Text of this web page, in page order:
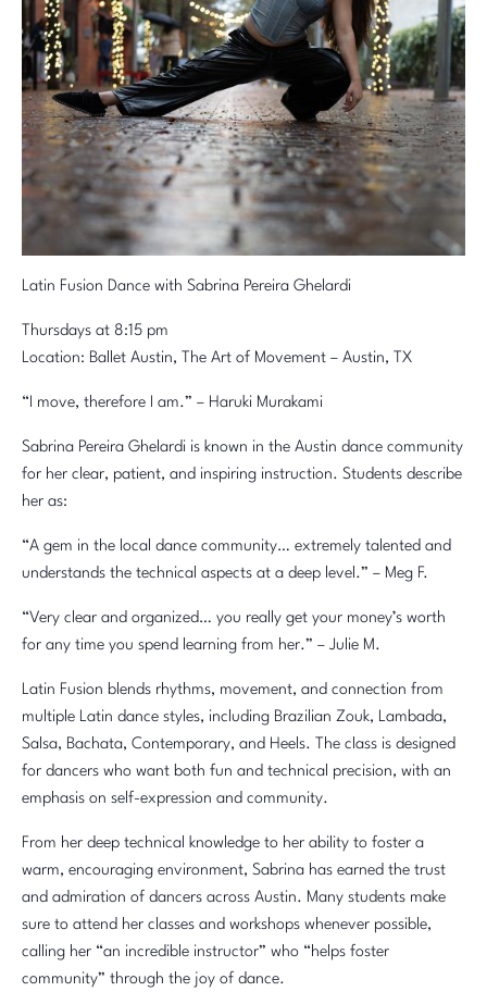
Latin Fusion Dance with Sabrina Pereira Ghelardi
Thursdays at 8:15 pm
Location: Ballet Austin, The Art of Movement – Austin, TX
“I move, therefore I am.” – Haruki Murakami
Sabrina Pereira Ghelardi is known in the Austin dance community
for her clear, patient, and inspiring instruction. Students describe
her as:
“A gem in the local dance community… extremely talented and
understands the technical aspects at a deep level.” – Meg F.
“Very clear and organized… you really get your money’s worth
for any time you spend learning from her.” – Julie M.
Latin Fusion blends rhythms, movement, and connection from
multiple Latin dance styles, including Brazilian Zouk, Lambada,
Salsa, Bachata, Contemporary, and Heels. The class is designed
for dancers who want both fun and technical precision, with an
emphasis on self-expression and community.
From her deep technical knowledge to her ability to foster a
warm, encouraging environment, Sabrina has earned the trust
and admiration of dancers across Austin. Many students make
sure to attend her classes and workshops whenever possible,
calling her “an incredible instructor” who “helps foster
community” through the joy of dance.